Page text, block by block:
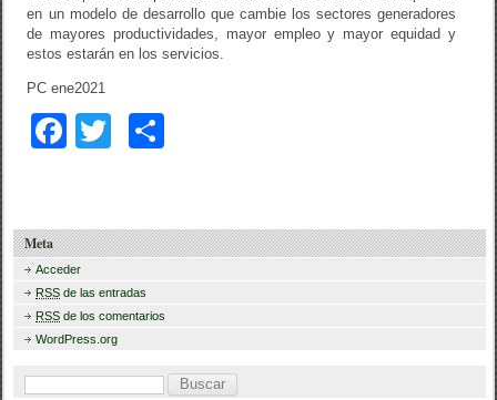
en un modelo de desarrollo que cambie los sectores generadores
de mayores productividades, mayor empleo y mayor equidad y
estos estarán en los servicios.
PC ene2021
F
e
b
o
o
k
T
er p
tir
Meta
Acceder
RSS de las entradas
RSS de los comentarios
WordPress.org
B